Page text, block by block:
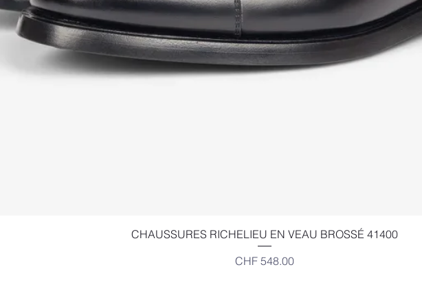
Schnellansicht
CHAUSSURES RICHELIEU EN VEAU BROSSÉ 41400
Preis
CHF 548.00